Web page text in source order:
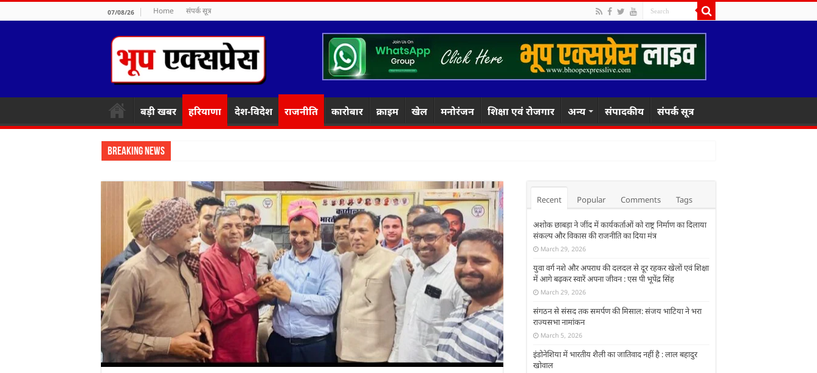
07/08/26 Home संपर्क सूत्र
बड़ी खबर हरियाणा देश-विदेश राजनीति कारोबार क्राइम खेल मनोरंजन शिक्षा एवं रोजगार अन्य संपादकीय संपर्क सूत्र
Breaking News
Recent Popular Comments Tags
अशोक छाबड़ा ने जींद में कार्यकर्ताओं को राष्ट्र निर्माण का दिलाया
संकल्प और विकास की राजनीति का दिया मंत्र
March 29, 2026
युवा वर्ग नशे और अपराध की दलदल से दूर रहकर खेलों एवं शिक्षा
में आगे बढ़कर स्वारें अपना जीवन : एस पी भूपेंद्र सिंह
March 29, 2026
संगठन से संसद तक समर्पण की मिसाल: संजय भाटिया ने भरा
राज्यसभा नामांकन
March 5, 2026
इंडोनेशिया में भारतीय शैली का जातिवाद नहीं है : लाल बहादुर
खोवाल